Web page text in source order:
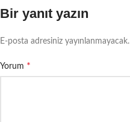
Bir yanıt yazın
E-posta adresiniz yayınlanmayacak.
Yorum *